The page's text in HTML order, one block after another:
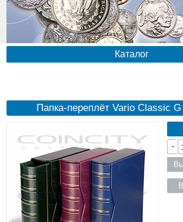
Каталог
Папка-переплёт Vario Classic
-